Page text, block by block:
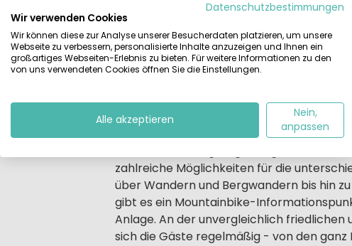
BeschreibungLageplanKarte
Beschrijving
Hier ist ein Campingplatz der ersten
geprägt. Diese 4-Sterne-Anlage genießt
Der Bassegoda Park ist ein
Naturschutzspark Alta Garrotxa liegt und
von Figueres, die Stadt des berühmten
Dank seiner einzigartigen Lage an den
zahlreiche Möglichkeiten für die
über Wandern und Bergwandern bis hin
gibt es ein Mountainbike-
Anlage. An der unvergleichlich
sich die Gäste regelmäßig - von den
Datenschutzbestimmungen
Wir verwenden Cookies
Wir können diese zur Analyse unserer Besucherdaten platzieren, um unsere
Webseite zu verbessern, personalisierte Inhalte anzuzeigen und Ihnen ein
großartiges Webseiten-Erlebnis zu bieten. Für weitere Informationen zu den
von uns verwendeten Cookies öffnen Sie die Einstellungen.
Alle akzeptieren
Nein,
anpassen